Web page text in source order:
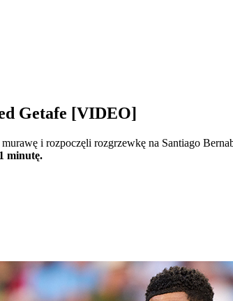
Getafe [VIDEO]
i rozpoczęli rozgrzewkę na Santiago
1 minutę.